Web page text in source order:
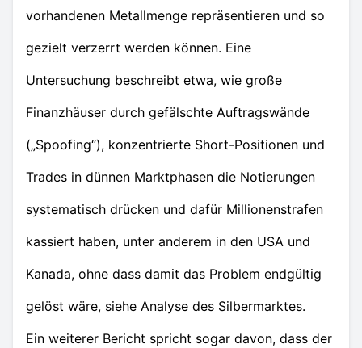
vorhandenen Metallmenge repräsentieren und so
gezielt verzerrt werden können. Eine
Untersuchung beschreibt etwa, wie große
Finanzhäuser durch gefälschte Auftragswände
(„Spoofing“), konzentrierte Short-Positionen und
Trades in dünnen Marktphasen die Notierungen
systematisch drücken und dafür Millionenstrafen
kassiert haben, unter anderem in den USA und
Kanada, ohne dass damit das Problem endgültig
gelöst wäre, siehe Analyse des Silbermarktes.
Ein weiterer Bericht spricht sogar davon, dass der